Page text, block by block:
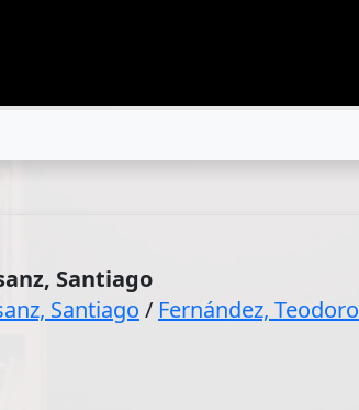
Santiago
Santiago / Fernández, Teodoro